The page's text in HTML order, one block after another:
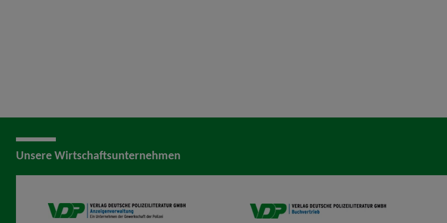
Unsere Wirtschaftsunternehmen
VDP AV VDP B